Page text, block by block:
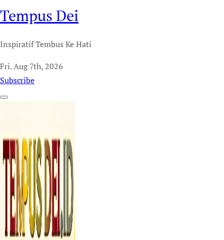
Tempus Dei
Inspiratif Tembus Ke Hati
Fri. Aug 7th, 2026
Subscribe